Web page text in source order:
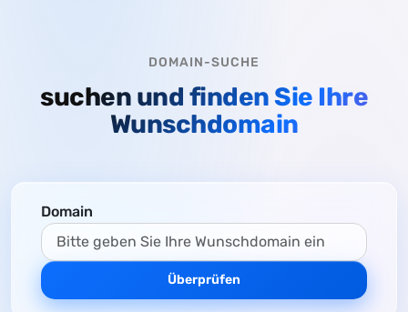
DOMAIN-SUCHE
suchen und finden Sie Ihre
Wunschdomain
Domain
Überprüfen